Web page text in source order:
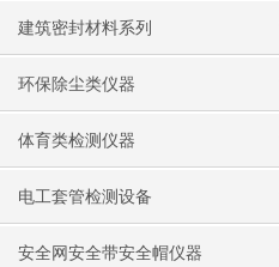
建筑密封材料系列
环保除尘类仪器
体育类检测仪器
电工套管检测设备
安全网安全带安全帽仪器